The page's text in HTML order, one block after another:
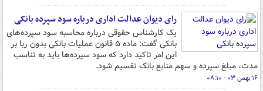
رای دیوان عدالت اداری درباره سود سپرده بانکی
یک کارشناس حقوقی درباره محاسبه سود سپرده‌های
بانکی گفت: ماده ۵ قانون عملیات بانکی بدون ربا بر
این امر تاکید دارد که سود سپرده‌ها باید به تناسب
مدت، مبلغ سپرده و سهم منابع بانک تقسیم شود.
۱۶ بهمن ۰۳ - ۰۸:۱۰